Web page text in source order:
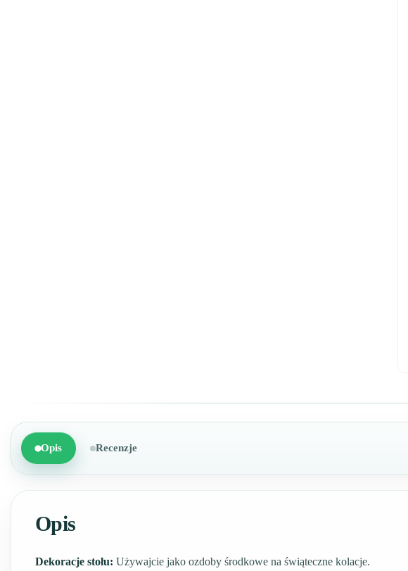
Opis Recenzje
Opis
Dekoracje stołu: Używajcie jako ozdoby środkowe na świąteczne kolacje.